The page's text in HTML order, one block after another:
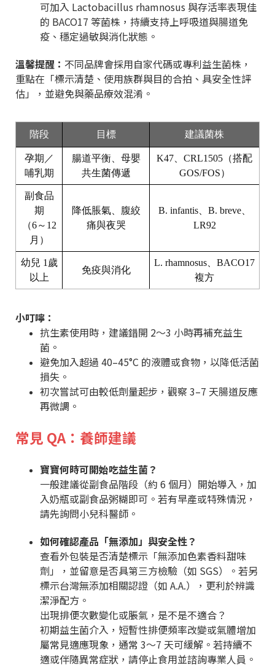
可加入 Lactobacillus rhamnosus 與存活率表現佳
的 BACO17 等菌株，持續支持上呼吸道與腸道免
疫、穩定過敏與消化狀態。
溫馨提醒： 不同品牌會採用自家代碼或專利益生菌株，
重點在「標示清楚、使用族群與目的合拍、具安全性評
估」，並避免與藥品療效混淆。
階段 目標 建議菌株
孕期／
哺乳期
腸道平衡、母嬰
共生菌傳遞
K47、CRL1505（搭配
GOS/FOS）
副食品
期
（6～12
月）
降低脹氣、腹絞
痛與夜哭
B. infantis、B. breve、
LR92
幼兒 1歲
以上
免疫與消化
L. rhamnosus、BACO17
複方
小叮嚀：
抗生素使用時，建議錯開 2～3 小時再補充益生
菌。
避免加入超過 40–45°C 的液體或食物，以降低活菌
損失。
初次嘗試可由較低劑量起步，觀察 3–7 天腸道反應
再微調。
常見 QA：養師建議
寶寶何時可開始吃益生菌？
一般建議從副食品階段（約 6 個月）開始導入，加
入奶瓶或副食品粥糊即可。若有早產或特殊情況，
請先詢問小兒科醫師。
如何確認產品「無添加」與安全性？
查看外包裝是否清楚標示「無添加色素香料甜味
劑」，並留意是否具第三方檢驗（如 SGS）。若另
標示台灣無添加相關認證（如 A.A.），更利於辨識
潔淨配方。
出現排便次數變化或脹氣，是不是不適合？
初期益生菌介入，短暫性排便頻率改變或氣體增加
屬常見適應現象，通常 3～7 天可緩解。若持續不
適或伴隨異常症狀，請停止食用並諮詢專業人員。